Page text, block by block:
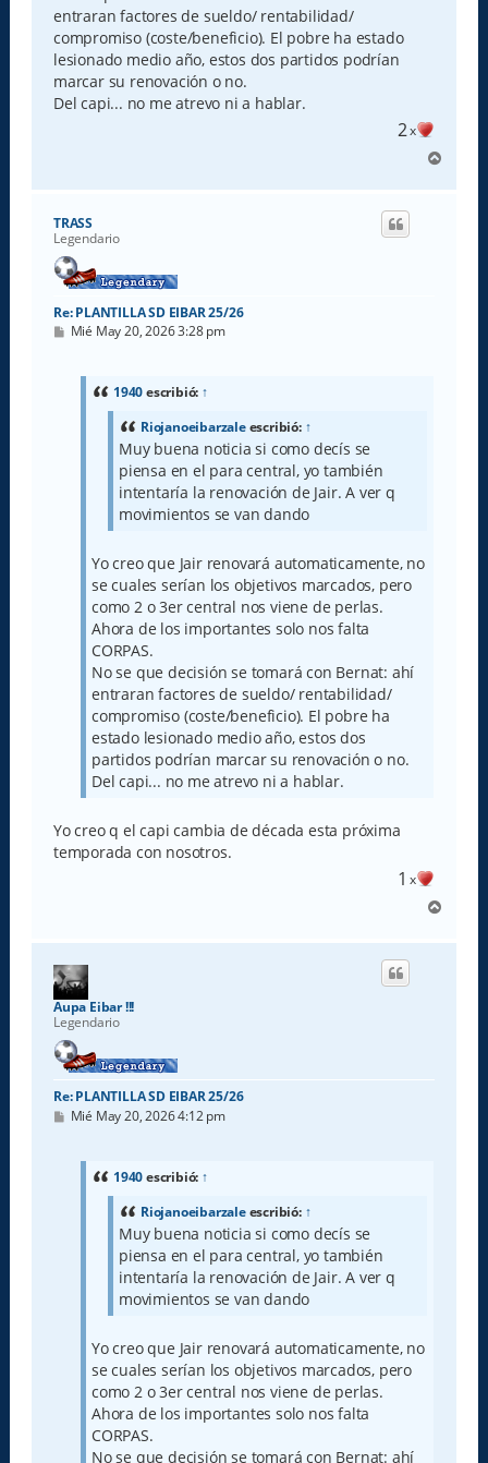
entraran factores de sueldo/ rentabilidad/
compromiso (coste/beneficio). El pobre ha estado
lesionado medio año, estos dos partidos podrían
marcar su renovación o no.
Del capi... no me atrevo ni a hablar.
2x
r
TRASS
Legendario
Re: PLANTILLA SD EIBAR 25/26
M
Mié May 20, 2026 3:28 pm
1940escribió: ↑
Riojanoeibarzaleescribió: ↑
Muy buena noticia si como decís se
piensa en el para central, yo también
intentaría la renovación de Jair. A ver q
movimientos se van dando
Yo creo que Jair renovará automaticamente, no
se cuales serían los objetivos marcados, pero
como 2 o 3er central nos viene de perlas.
Ahora de los importantes solo nos falta
CORPAS.
No se que decisión se tomará con Bernat: ahí
entraran factores de sueldo/ rentabilidad/
compromiso (coste/beneficio). El pobre ha
estado lesionado medio año, estos dos
partidos podrían marcar su renovación o no.
Del capi... no me atrevo ni a hablar.
Yo creo q el capi cambia de década esta próxima
temporada con nosotros.
1 x
r
Aupa Eibar !!!
Legendario
Re: PLANTILLA SD EIBAR 25/26
M
Mié May 20, 2026 4:12 pm
1940escribió: ↑
Riojanoeibarzaleescribió: ↑
Muy buena noticia si como decís se
piensa en el para central, yo también
intentaría la renovación de Jair. A ver q
movimientos se van dando
Yo creo que Jair renovará automaticamente, no
se cuales serían los objetivos marcados, pero
como 2 o 3er central nos viene de perlas.
Ahora de los importantes solo nos falta
CORPAS.
No se que decisión se tomará con Bernat: ahí